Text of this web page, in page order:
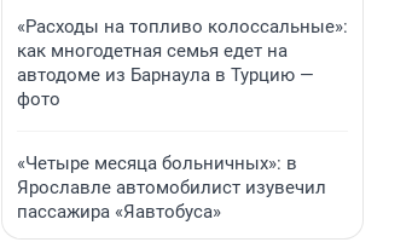
«Расходы на топливо колоссальные»:
как многодетная семья едет на
автодоме из Барнаула в Турцию —
фото
«Четыре месяца больничных»: в
Ярославле автомобилист изувечил
пассажира «Яавтобуса»